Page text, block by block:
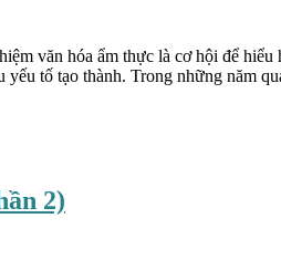
văn hóa ẩm thực là cơ hội để hiểu
tố tạo thành. Trong những năm
2)